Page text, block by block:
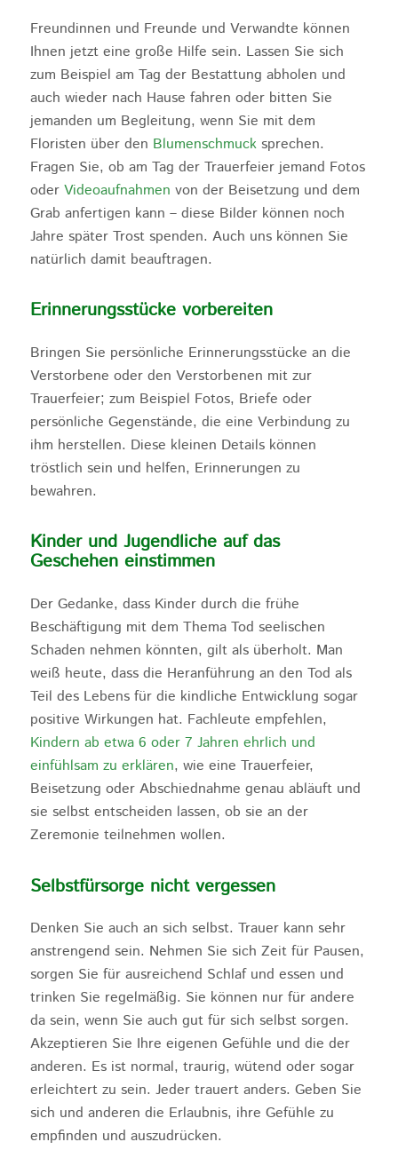
Freundinnen und Freunde und Verwandte können
Ihnen jetzt eine große Hilfe sein. Lassen Sie sich
zum Beispiel am Tag der Bestattung abholen und
auch wieder nach Hause fahren oder bitten Sie
jemanden um Begleitung, wenn Sie mit dem
Floristen über den Blumenschmucksprechen.
Fragen Sie, ob am Tag der Trauerfeier jemand Fotos
oder Videoaufnahmen von der Beisetzung und dem
Grab anfertigen kann – diese Bilder können noch
Jahre später Trost spenden. Auch uns können Sie
natürlich damit beauftragen.
Erinnerungsstücke vorbereiten
Bringen Sie persönliche Erinnerungsstücke an die
Verstorbene oder den Verstorbenen mit zur
Trauerfeier; zum Beispiel Fotos, Briefe oder
persönliche Gegenstände, die eine Verbindung zu
ihm herstellen. Diese kleinen Details können
tröstlich sein und helfen, Erinnerungen zu
bewahren.
Kinder und Jugendliche auf das
Geschehen einstimmen
Der Gedanke, dass Kinder durch die frühe
Beschäftigung mit dem Thema Tod seelischen
Schaden nehmen könnten, gilt als überholt. Man
weiß heute, dass die Heranführung an den Tod als
Teil des Lebens für die kindliche Entwicklung sogar
positive Wirkungen hat. Fachleute empfehlen,
Kindern ab etwa 6 oder 7 Jahren ehrlich und
einfühlsam zu erklären, wie eine Trauerfeier,
Beisetzung oder Abschiednahme genau abläuft und
sie selbst entscheiden lassen, ob sie an der
Zeremonie teilnehmen wollen.
Selbstfürsorge nicht vergessen
Denken Sie auch an sich selbst. Trauer kann sehr
anstrengend sein. Nehmen Sie sich Zeit für Pausen,
sorgen Sie für ausreichend Schlaf und essen und
trinken Sie regelmäßig. Sie können nur für andere
da sein, wenn Sie auch gut für sich selbst sorgen.
Akzeptieren Sie Ihre eigenen Gefühle und die der
anderen. Es ist normal, traurig, wütend oder sogar
erleichtert zu sein. Jeder trauert anders. Geben Sie
sich und anderen die Erlaubnis, ihre Gefühle zu
empfinden und auszudrücken.